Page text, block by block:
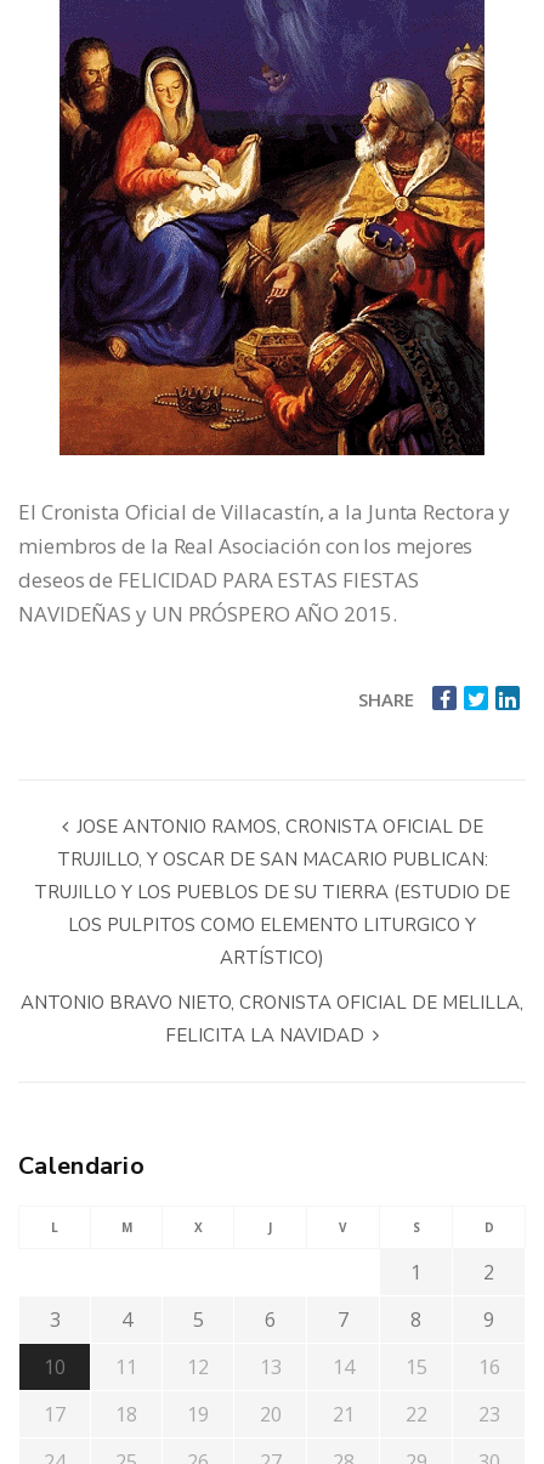
El Cronista Oficial de Villacastín, a la Junta Rectora y
miembros de la Real Asociación con los mejores
deseos de FELICIDAD PARA ESTAS FIESTAS
NAVIDEÑAS y UN PRÓSPERO AÑO 2015.
SHARE
JOSE ANTONIO RAMOS, CRONISTA OFICIAL DE
TRUJILLO, Y OSCAR DE SAN MACARIO PUBLICAN:
TRUJILLO Y LOS PUEBLOS DE SU TIERRA (ESTUDIO DE
LOS PULPITOS COMO ELEMENTO LITURGICO Y
ARTÍSTICO)
ANTONIO BRAVO NIETO, CRONISTA OFICIAL DE MELILLA,
FELICITA LA NAVIDAD
Calendario
L M X J V S D
1
2
3
4 5 6 7 8
9
10
11 12 13 14 15
16
17
18 19 20 21 22
23